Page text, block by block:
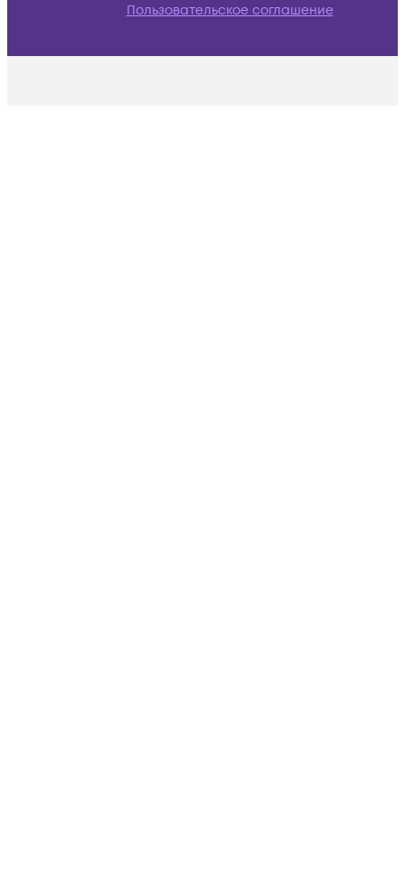
Пользовательское соглашение